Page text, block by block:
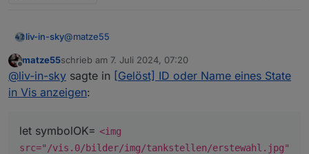
liv-in-sky@matze55
ein beispiel schaut dann ung. so aus:
Offline
matze55schrieb am 7. Juli 2024, 07:20
zuletzt editiert von
@liv-in-sky sagte in [Gelöst] ID oder Name eines State
in Vis anzeigen:
let symbolOK= <img
src="/vis.0/bilder/img/tankstellen/erstewahl.jpg"